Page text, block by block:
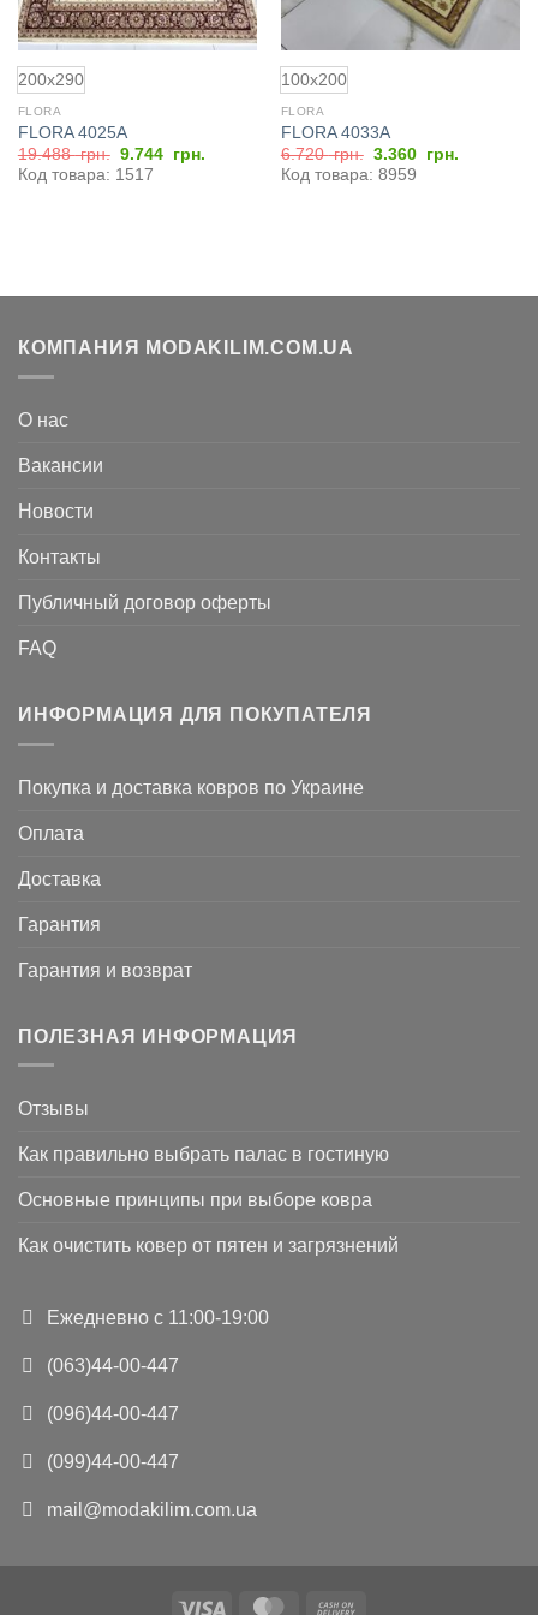
200x290
FLORA
FLORA 4025A
19.488грн. Первоначальная
цена
составляла
9.744 грн.Текущая
Код товара: 1517
100x200
FLORA
FLORA 4033А
6.720грн. Первоначальная
цена
составляла
3.360 грн.Текущая
Код товара: 8959
КОМПАНИЯ MODAKILIM.COM.UA
О нас
Вакансии
Новости
Контакты
Публичный договор оферты
FAQ
ИНФОРМАЦИЯ ДЛЯ ПОКУПАТЕЛЯ
Покупка и доставка ковров по Украине
Оплата
Доставка
Гарантия
Гарантия и возврат
ПОЛЕЗНАЯ ИНФОРМАЦИЯ
Отзывы
Как правильно выбрать палас в гостиную
Основные принципы при выборе ковра
Как очистить ковер от пятен и загрязнений
Ежедневно с 11:00-19:00
(063)44-00-447
(096)44-00-447
(099)44-00-447
mail@modakilim.com.ua